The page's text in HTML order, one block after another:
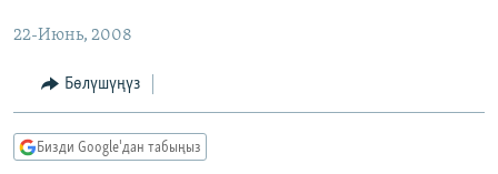
МАДАНИЯТ
ТВ ПРОГРАММАЛАР
БҮГҮН АЗАТТЫКТА
ПОДКАСТ
22-Июнь, 2008
Бөлүшүңүз
Бизди Google'дан табыңыз